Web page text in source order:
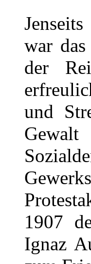
war
der
und
1907
Ignaz